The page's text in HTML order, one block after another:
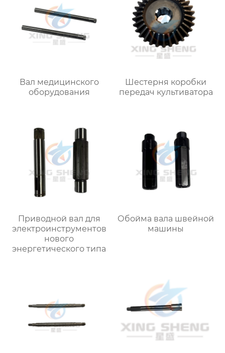
Вал медицинского
оборудования
Шестерня коробки
передач культиватора
Приводной вал для
электроинструментов
нового
энергетического типа
Обойма вала швейной
машины